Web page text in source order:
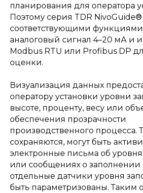
планирования для оператора
Поэтому серия TDR
соответствующими
аналоговый сигнал 4–20 мА и
Modbus RTU или Profibus DP
оценки.
Визуализация данных
оператору установки уровни
высоте, проценту, весу или
обеспечения прозрачности
производственного процесса.
сохраняются, могут быть
электронные письма об
или сообщениях о заполнении
отдельные датчики уровня
быть параметризованы. Таким